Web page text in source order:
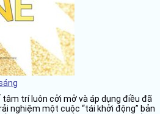
trí luôn cởi mở và áp dụng điều đã
nghiệm một cuộc “tái khởi động” bản